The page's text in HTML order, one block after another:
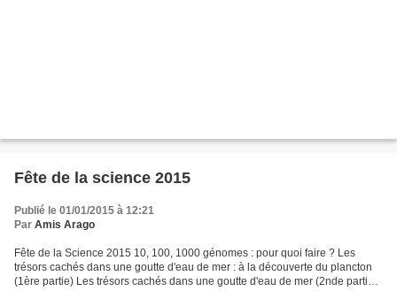
Fête de la science 2015
Publié le 01/01/2015 à 12:21
Par Amis Arago
Fête de la Science 2015 10, 100, 1000 génomes : pour quoi faire ? Les
trésors cachés dans une goutte d'eau de mer : à la découverte du plancton
(1ère partie) Les trésors cachés dans une goutte d'eau de mer (2nde partie)